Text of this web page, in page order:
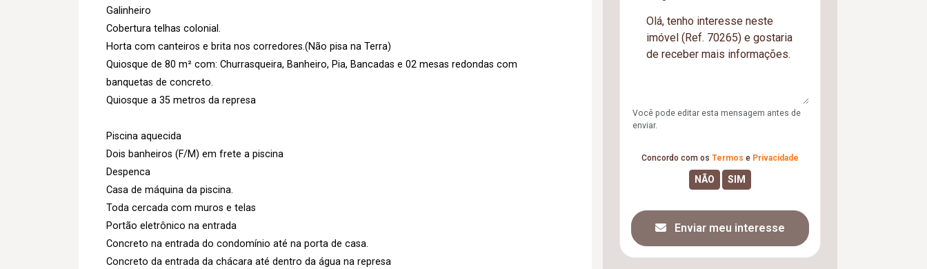
Galinheiro
Cobertura telhas colonial.
Horta com canteiros e brita nos corredores.(Não pisa na Terra)
Quiosque de 80 m² com: Churrasqueira, Banheiro, Pia, Bancadas e 02 mesas redondas com
banquetas de concreto.
Quiosque a 35 metros da represa
Piscina aquecida
Dois banheiros (F/M) em frete a piscina
Despenca
Casa de máquina da piscina.
Toda cercada com muros e telas
Portão eletrônico na entrada
Concreto na entrada do condomínio até na porta de casa.
Concreto da entrada da chácara até dentro da água na represa
Você pode editar esta mensagem antes de
enviar.
Concordo com os Termos e Privacidade
Enviar meu interesse